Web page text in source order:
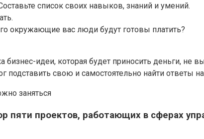
список своих навыков, знаний и умений.
окружающие вас люди будут готовы платить?
бизнес-идеи, которая будет приносить деньги,
подставить свою и самостоятельно найти ответы
пяти проектов, работающих в сферах